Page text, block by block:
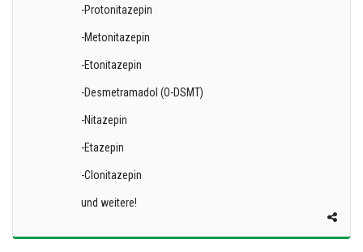
-Protonitazepin
-Metonitazepin
-Etonitazepin
-Desmetramadol (O-DSMT)
-Nitazepin
-Etazepin
-Clonitazepin
und weitere!